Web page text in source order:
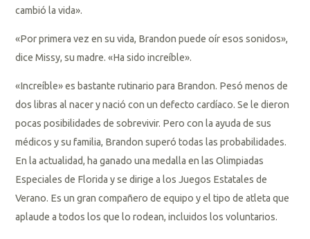
cambió la vida».
«Por primera vez en su vida, Brandon puede oír esos sonidos»,
dice Missy, su madre. «Ha sido increíble».
«Increíble» es bastante rutinario para Brandon. Pesó menos de
dos libras al nacer y nació con un defecto cardíaco. Se le dieron
pocas posibilidades de sobrevivir. Pero con la ayuda de sus
médicos y su familia, Brandon superó todas las probabilidades.
En la actualidad, ha ganado una medalla en las Olimpiadas
Especiales de Florida y se dirige a los Juegos Estatales de
Verano. Es un gran compañero de equipo y el tipo de atleta que
aplaude a todos los que lo rodean, incluidos los voluntarios.